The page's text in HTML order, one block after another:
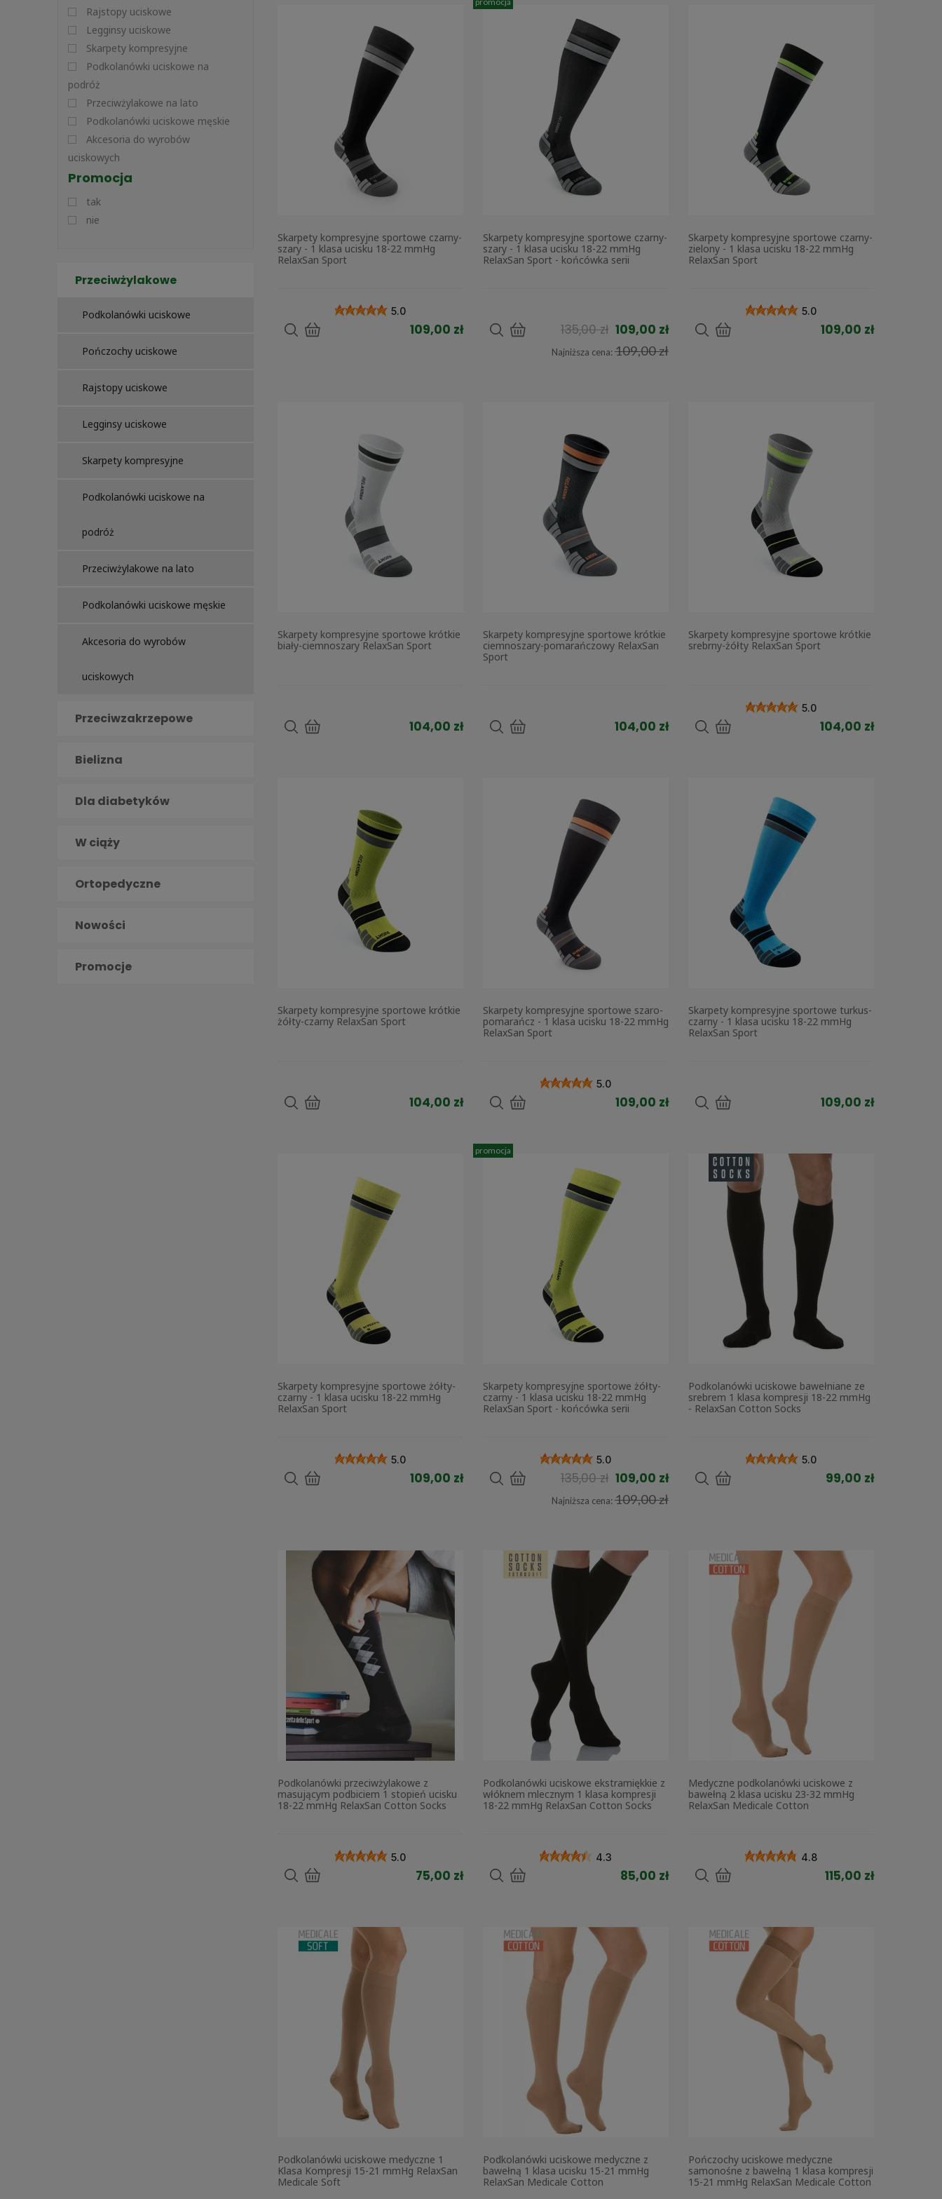
Rajstopy uciskowe
Legginsy uciskowe
Skarpety kompresyjne
Podkolanówki uciskowe na
podróż
Przeciwżylakowe na lato
Podkolanówki uciskowe męskie
Akcesoria do wyrobów
uciskowych
Promocja
tak
nie
Przeciwżylakowe
Podkolanówki uciskowe
Pończochy uciskowe
Rajstopy uciskowe
Legginsy uciskowe
Skarpety kompresyjne
Podkolanówki uciskowe na
podróż
Przeciwżylakowe na lato
Podkolanówki uciskowe męskie
Akcesoria do wyrobów
uciskowych
Przeciwzakrzepowe
Bielizna
Dla diabetyków
W ciąży
Ortopedyczne
Nowości
Promocje
Skarpety kompresyjne sportowe czarny-
szary - 1 klasa ucisku 18-22 mmHg
RelaxSan Sport
5.0
109,00 zł
Skarpety kompresyjne sportowe czarny-
szary - 1 klasa ucisku 18-22 mmHg
RelaxSan Sport - końcówka serii
109,00 zł
135,00 zł
Najniższa cena:109,00 zł
Skarpety kompresyjne sportowe czarny-
zielony - 1 klasa ucisku 18-22 mmHg
RelaxSan Sport
5.0
109,00 zł
Skarpety kompresyjne sportowe krótkie
biały-ciemnoszary RelaxSan Sport
104,00 zł
Skarpety kompresyjne sportowe krótkie
ciemnoszary-pomarańczowy RelaxSan
Sport
104,00 zł
Skarpety kompresyjne sportowe krótkie
srebrny-żółty RelaxSan Sport
5.0
104,00 zł
Skarpety kompresyjne sportowe krótkie
żółty-czarny RelaxSan Sport
104,00 zł
Skarpety kompresyjne sportowe szaro-
pomarańcz - 1 klasa ucisku 18-22 mmHg
RelaxSan Sport
5.0
109,00 zł
Skarpety kompresyjne sportowe turkus-
czarny - 1 klasa ucisku 18-22 mmHg
RelaxSan Sport
109,00 zł
Skarpety kompresyjne sportowe żółty-
czarny - 1 klasa ucisku 18-22 mmHg
RelaxSan Sport
5.0
109,00 zł
Skarpety kompresyjne sportowe żółty-
czarny - 1 klasa ucisku 18-22 mmHg
RelaxSan Sport - końcówka serii
5.0
109,00 zł
135,00 zł
Najniższa cena:109,00 zł
promocja
Podkolanówki uciskowe bawełniane ze
srebrem 1 klasa kompresji 18-22 mmHg
- RelaxSan Cotton Socks
5.0
99,00 zł
Podkolanówki przeciwżylakowe z
masującym podbiciem 1 stopień ucisku
18-22 mmHg RelaxSan Cotton Socks
5.0
75,00 zł
Podkolanówki uciskowe ekstramiękkie z
włóknem mlecznym 1 klasa kompresji
18-22 mmHg RelaxSan Cotton Socks
4.3
85,00 zł
Medyczne podkolanówki uciskowe z
bawełną 2 klasa ucisku 23-32 mmHg
RelaxSan Medicale Cotton
4.8
115,00 zł
Podkolanówki uciskowe medyczne 1
Klasa Kompresji 15-21 mmHg RelaxSan
Medicale Soft
Podkolanówki uciskowe medyczne z
bawełną 1 klasa ucisku 15-21 mmHg
RelaxSan Medicale Cotton
Pończochy uciskowe medyczne
samonośne z bawełną 1 klasa kompresji
15-21 mmHg RelaxSan Medicale Cotton